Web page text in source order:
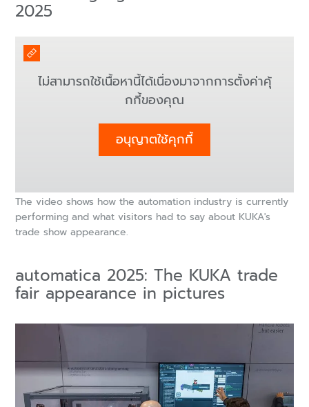
2025
ไม่สามารถใช้เนื้อหานี้ได้เนื่องมาจากการตั้งค่าคุ้
กกี้ของคุณ
อนุญาตใช้คุกกี้
The video shows how the automation industry is currently
performing and what visitors had to say about KUKA's
trade show appearance.
automatica 2025: The KUKA trade
fair appearance in pictures